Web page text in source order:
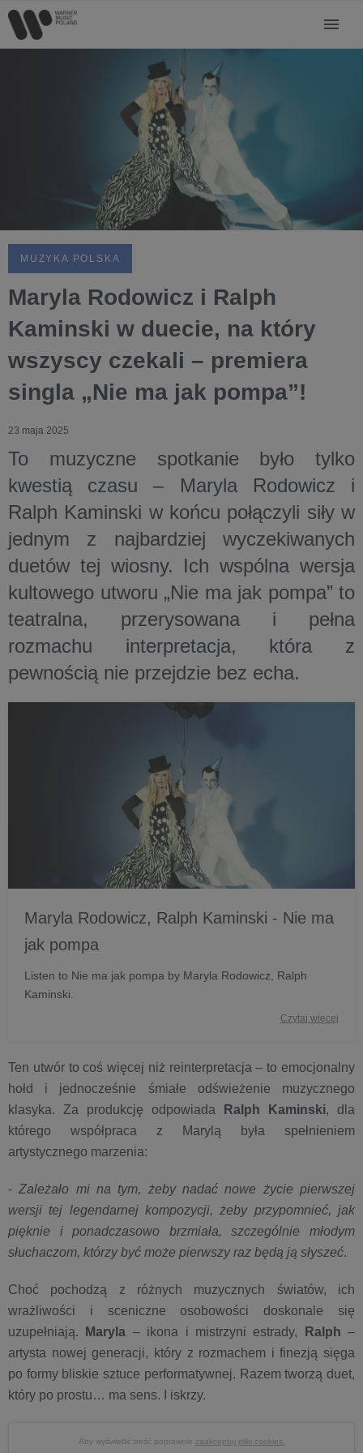
MUZYKA POLSKA
Maryla Rodowicz i Ralph
Kaminski w duecie, na który
wszyscy czekali – premiera
singla „Nie ma jak pompa”!
23 maja 2025
To muzyczne spotkanie było tylko
kwestią czasu – Maryla Rodowicz i
Ralph Kaminski w końcu połączyli siły w
jednym z najbardziej wyczekiwanych
duetów tej wiosny. Ich wspólna wersja
kultowego utworu „Nie ma jak pompa” to
teatralna, przerysowana i pełna
rozmachu interpretacja, która z
pewnością nie przejdzie bez echa.
Maryla Rodowicz, Ralph Kaminski - Nie ma
jak pompa
Listen to Nie ma jak pompa by Maryla Rodowicz, Ralph
Kaminski.
Czytaj więcej
Ten utwór to coś więcej niż reinterpretacja – to emocjonalny
hołd i jednocześnie śmiałe odświeżenie muzycznego
klasyka. Za produkcję odpowiada
Ralph Kaminski, dla
którego współpraca z Marylą była spełnieniem
artystycznego marzenia:
-Zależało mi na tym, żeby nadać nowe życie pierwszej
wersji tej legendarnej kompozycji, żeby przypomnieć, jak
pięknie i ponadczasowo brzmiała, szczególnie młodym
słuchaczom, którzy być może pierwszy raz będą ją słyszeć.
Choć pochodzą z różnych muzycznych światów, ich
wrażliwości i sceniczne osobowości doskonale się
uzupełniają. Maryla – ikona i mistrzyni estrady, Ralph –
artysta nowej generacji, który z rozmachem i finezją sięga
po formy bliskie sztuce performatywnej. Razem tworzą duet,
który po prostu… ma sens. I iskrzy.
Aby wyświetlić treść poprawnie zaakceptuj pliki cookies.